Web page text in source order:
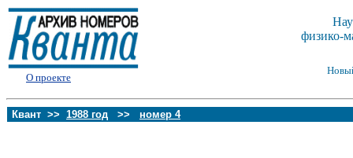
О проекте
физико-
Квант >> 1988 год >> номер 4